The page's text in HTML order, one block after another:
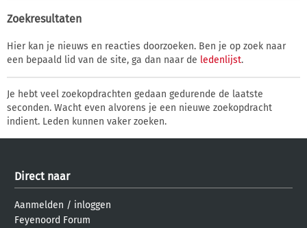
Zoekresultaten
Hier kan je nieuws en reacties doorzoeken. Ben je op zoek naar
een bepaald lid van de site, ga dan naar de ledenlijst.
Je hebt veel zoekopdrachten gedaan gedurende de laatste
seconden. Wacht even alvorens je een nieuwe zoekopdracht
indient. Leden kunnen vaker zoeken.
Direct naar
Aanmelden / inloggen
Feyenoord Forum